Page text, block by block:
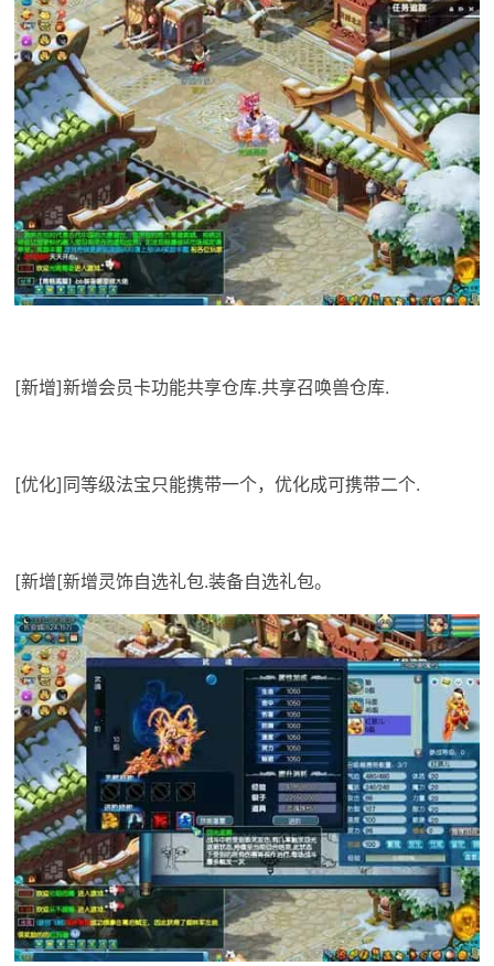
[新增]新增会员卡功能共享仓库.共享召唤兽仓库.
[优化]同等级法宝只能携带一个，优化成可携带二个.
[新增[新增灵饰自选礼包.装备自选礼包。